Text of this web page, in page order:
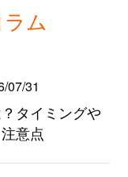
ム
07/31
タイミングや
意点